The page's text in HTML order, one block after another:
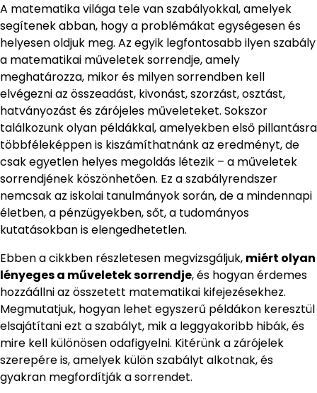
A matematika világa tele van szabályokkal, amelyek
segítenek abban, hogy a problémákat egységesen és
helyesen oldjuk meg. Az egyik legfontosabb ilyen szabály
a matematikai műveletek sorrendje, amely
meghatározza, mikor és milyen sorrendben kell
elvégezni az összeadást, kivonást, szorzást, osztást,
hatványozást és zárójeles műveleteket. Sokszor
találkozunk olyan példákkal, amelyekben első pillantásra
többféleképpen is kiszámíthatnánk az eredményt, de
csak egyetlen helyes megoldás létezik – a műveletek
sorrendjének köszönhetően. Ez a szabályrendszer
nemcsak az iskolai tanulmányok során, de a mindennapi
életben, a pénzügyekben, sőt, a tudományos
kutatásokban is elengedhetetlen.
Ebben a cikkben részletesen megvizsgáljuk, miért olyan
lényeges a műveletek sorrendje, és hogyan érdemes
hozzáállni az összetett matematikai kifejezésekhez.
Megmutatjuk, hogyan lehet egyszerű példákon keresztül
elsajátítani ezt a szabályt, mik a leggyakoribb hibák, és
mire kell különösen odafigyelni. Kitérünk a zárójelek
szerepére is, amelyek külön szabályt alkotnak, és
gyakran megfordítják a sorrendet.